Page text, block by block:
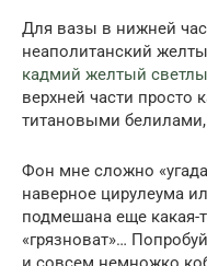
Для вазы в нижней
неаполитанский
кадмий желтый
верхней части просто
титановыми
Фон мне сложно
наверное цирулеума
подмешана еще какая-
«грязноват»…